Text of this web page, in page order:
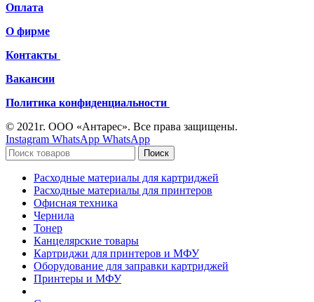
Оплата
О фирме
Контакты
Вакансии
Политика конфиденциальности
© 2021г. ООО «Антарес». Все права защищены.
Instagram WhatsApp WhatsApp
Поиск
Расходные материалы для картриджей
Расходные материалы для принтеров
Офисная техника
Чернила
Тонер
Канцелярские товары
Картриджи для принтеров и МФУ
Оборудование для заправки картриджей
Принтеры и МФУ